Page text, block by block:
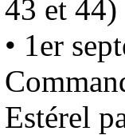
43 et 44)
• 1er
Estérel